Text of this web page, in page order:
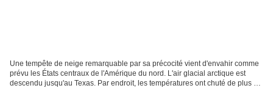
Une tempête de neige remarquable par sa précocité vient d'envahir comme
prévu les États centraux de l'Amérique du nord. L'air glacial arctique est
descendu jusqu'au Texas. Par endroit, les températures ont chuté de plus de